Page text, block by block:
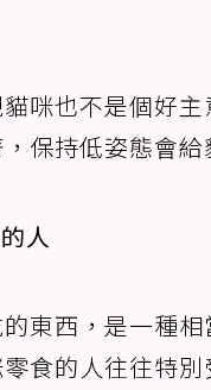
咪也不是個好
保持低姿態會給
人
東西，是一種
食的人往往特